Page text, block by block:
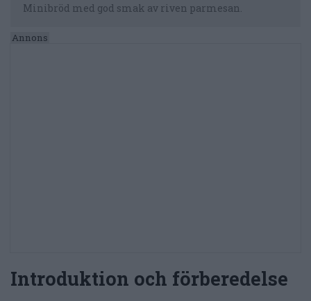
Minibröd med god smak av riven parmesan.
Introduktion och förberedelse